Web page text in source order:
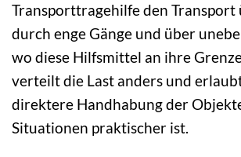
Transporttragehilfe den Transport
durch enge Gänge und über
wo diese Hilfsmittel an ihre
verteilt die Last anders und
direktere Handhabung der
Situationen praktischer ist.